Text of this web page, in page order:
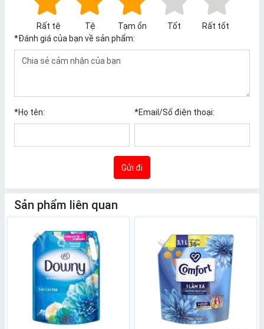
Rất tệ Tệ Tạm ổn Tốt
Rất tốt
*Đánh giá của bạn về sản phẩm:
*Họ tên: *Email/Số điện thoại:
Gửi đi
Sản phẩm liên quan